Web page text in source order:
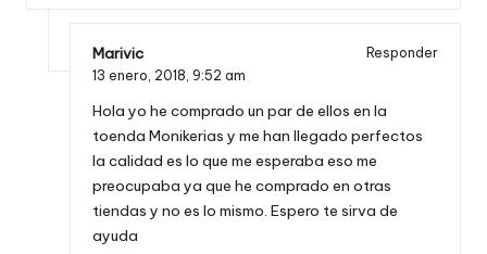
Marivic
Responder
13 enero, 2018, 9:52 am
Hola yo he comprado un par de ellos en la
toenda Monikerias y me han llegado perfectos
la calidad es lo que me esperaba eso me
preocupaba ya que he comprado en otras
tiendas y no es lo mismo. Espero te sirva de
ayuda